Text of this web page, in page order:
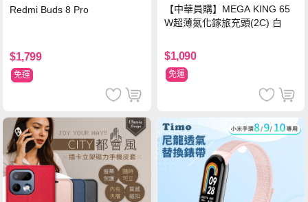
Redmi Buds 8 Pro
$1,799
免運
【中華員購】MEGA KING 65
W超薄氮化鎵旅充頭(2C) 白
$1,090
免運